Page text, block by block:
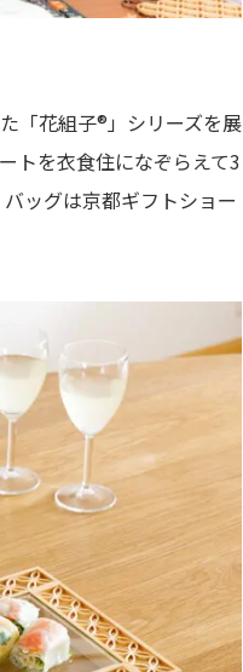
「花組子®」シリーズを展
トを衣食住になぞらえて3
ッグは京都ギフトショー